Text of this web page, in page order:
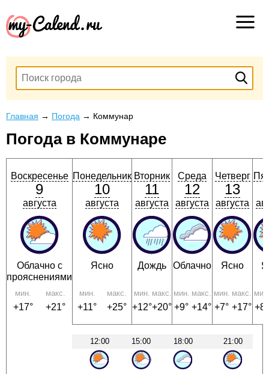
Главная → Погода → Коммунар
Погода в Коммунаре
Воскресенье
9
августа
Облачно с
прояснениями
мин.
+17°
макс.
+21°
Понедельник
10
августа
Ясно
мин.
+11°
макс.
+25°
Вторник
11
августа
Дождь
мин.
+12°
макс.
+20°
Среда
12
августа
Облачно
мин.
+9°
макс.
+14°
Четверг
13
августа
Ясно
мин.
+7°
макс.
+17° +8°
12:00 15:00 18:00 21:00